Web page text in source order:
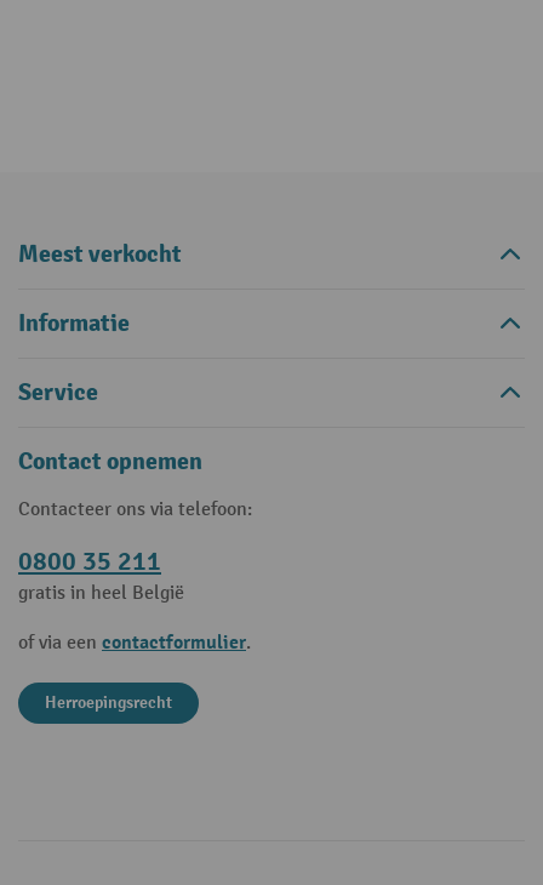
Meest verkocht
Informatie
Service
Contact opnemen
Contacteer ons via telefoon:
0800 35 211
gratis in heel België
of via een contactformulier.
Herroepingsrecht